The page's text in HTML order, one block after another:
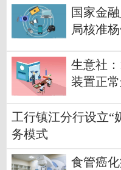
国家金
局核准
生意社
装置正
工行镇江分行设立“
务模式
食管癌